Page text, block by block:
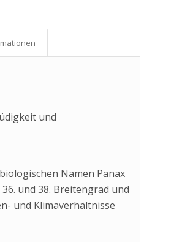
und
Namen Panax
und 38. Breitengrad und
und Klimaverhältnisse